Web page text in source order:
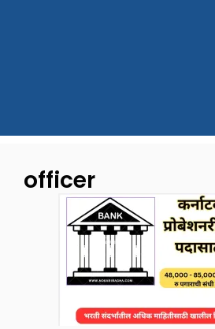
officer